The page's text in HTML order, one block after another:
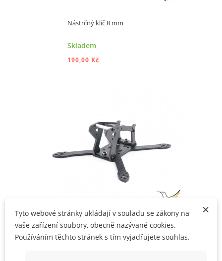
Nástrčný klíč 8 mm
Skladem
190,00 Kč
rám 120
×
Tyto webové stránky ukládají v souladu se zákony na
vaše zařízení soubory, obecně nazývané cookies.
Používáním těchto stránek s tím vyjadřujete souhlas.